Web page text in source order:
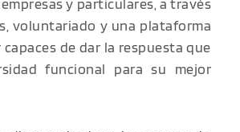
voluntariado y una plataforma
de dar la respuesta que
funcional para su mejor